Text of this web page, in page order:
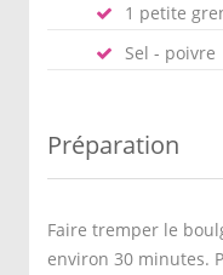
1 petite
Sel - poivre
Préparation
Faire tremper le
environ 30 minutes.